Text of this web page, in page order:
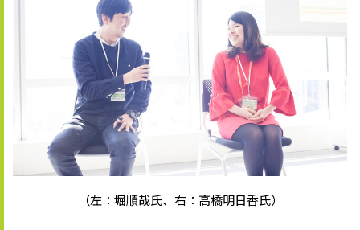
（左：堀順哉氏、右：高橋明日香氏）